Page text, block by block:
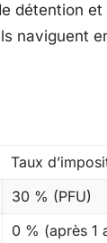
détention et
naviguent
Taux
30 % (PFU)
0 % (après 1